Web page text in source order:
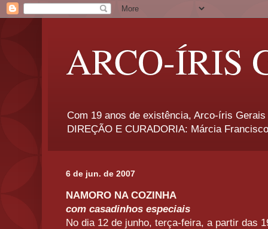
ARCO-ÍRIS
Com 19 anos de existência, Arco-íris
DIREÇÃO E CURADORIA: Márcia
6 de jun. de 2007
NAMORO NA COZINHA
com casadinhos especiais
No dia 12 de junho, terça-feira, a partir das